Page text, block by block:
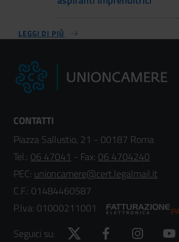
LEGGI DI PIÙ
CONTATTI
Piazza Sallustio, 21 - 00187 Roma
Tel.: 06 47041 - Fax: 06 4704240
PEC: unioncamere@cert.legalmail.it
C.F.: 01484460587
P.Iva: 01000211001
Seguici su:
Twitter Facebook Instagram